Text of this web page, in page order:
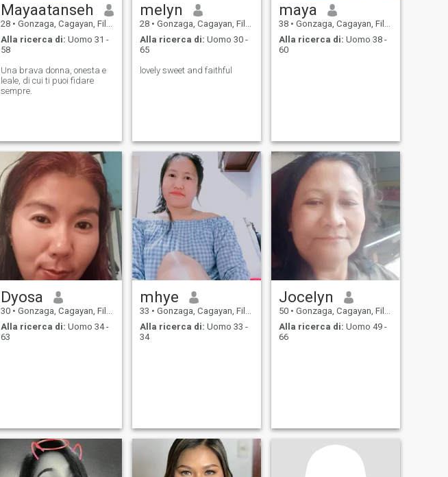
Mayaatanseh
28 • Gonzaga, Cagayan, Filippine
Alla ricerca di: Uomo 31 -
58
Una brava donna, onesta e
leale, di cui ti puoi fidare
sempre.
melyn
28 • Gonzaga, Cagayan, Filippine
Alla ricerca di: Uomo 30 -
65
lovely sweet and faithful
maya
38 • Gonzaga, Cagayan, Filippine
Alla ricerca di: Uomo 38 -
60
Dyosa
30 • Gonzaga, Cagayan, Filippine
Alla ricerca di: Uomo 34 -
63
mhye
33 • Gonzaga, Cagayan, Filippine
Alla ricerca di: Uomo 33 -
34
Jocelyn
50 • Gonzaga, Cagayan, Filippine
Alla ricerca di: Uomo 49 -
66